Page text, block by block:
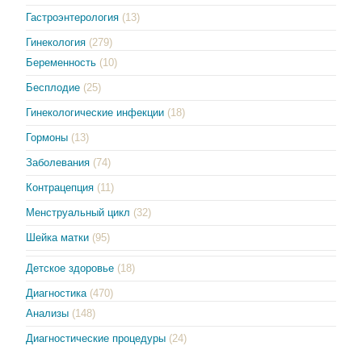
Гастроэнтерология (13)
Гинекология (279)
Беременность (10)
Бесплодие (25)
Гинекологические инфекции (18)
Гормоны (13)
Заболевания (74)
Контрацепция (11)
Менструальный цикл (32)
Шейка матки (95)
Детское здоровье (18)
Диагностика (470)
Анализы (148)
Диагностические процедуры (24)